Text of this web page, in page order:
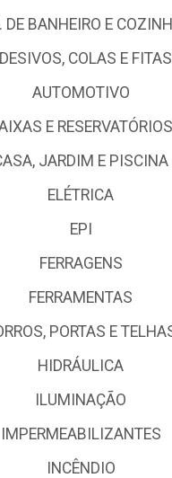
DE BANHEIRO E
COLAS E FITAS
AUTOMOTIVO
E RESERVATÓRIOS
JARDIM E PISCINA
ELÉTRICA
EPI
FERRAGENS
FERRAMENTAS
PORTAS E
HIDRÁULICA
ILUMINAÇÃO
IMPERMEABILIZANTES
INCÊNDIO